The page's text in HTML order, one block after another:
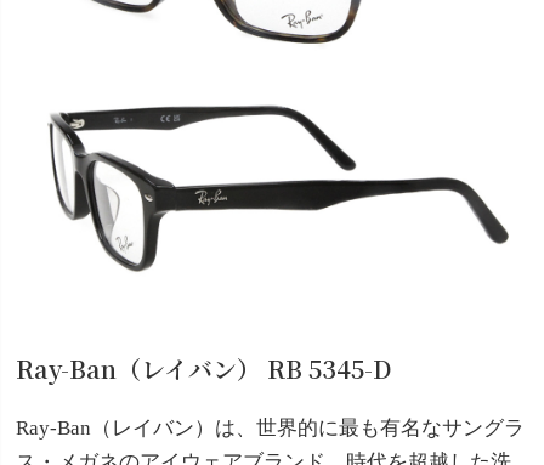
Ray-Ban（レイバン） RB 5345-D
Ray-Ban（レイバン）は、世界的に最も有名なサングラ